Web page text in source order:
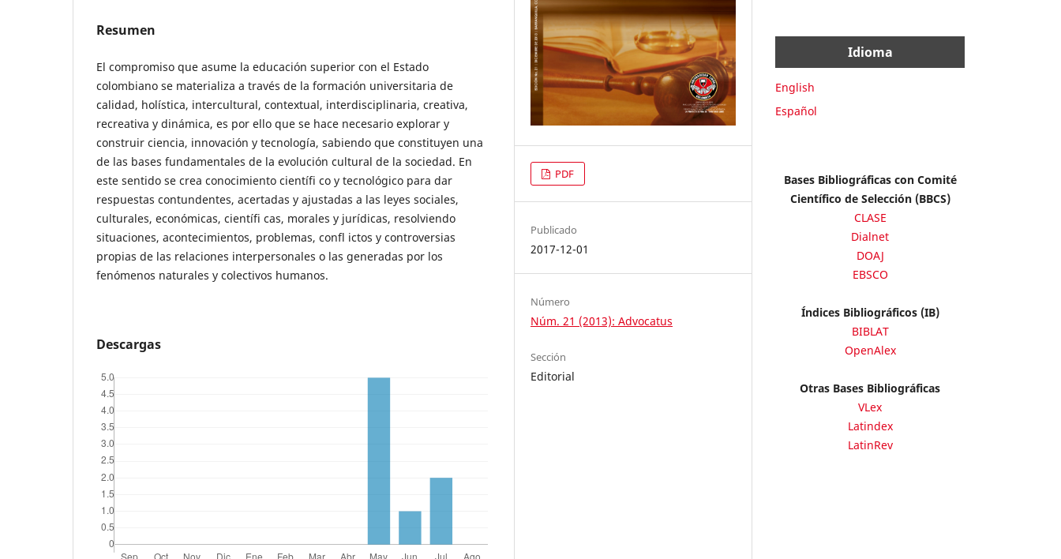
Resumen
El compromiso que asume la educación superior con el Estado
colombiano se materializa a través de la formación universitaria de
calidad, holística, intercultural, contextual, interdisciplinaria, creativa,
recreativa y dinámica, es por ello que se hace necesario explorar y
construir ciencia, innovación y tecnología, sabiendo que constituyen una
de las bases fundamentales de la evolución cultural de la sociedad. En
este sentido se crea conocimiento científi co y tecnológico para dar
respuestas contundentes, acertadas y ajustadas a las leyes sociales,
culturales, económicas, científi cas, morales y jurídicas, resolviendo
situaciones, acontecimientos, problemas, confl ictos y controversias
propias de las relaciones interpersonales o las generadas por los
fenómenos naturales y colectivos humanos.
Descargas
PDF
Publicado
2017-12-01
Número
Núm. 21 (2013): Advocatus
Sección
Editorial
Idioma
English
Español
Bases Bibliográficas con Comité
Científico de Selección (BBCS)
CLASE
Dialnet
DOAJ
EBSCO
Índices Bibliográficos (IB)
BIBLAT
OpenAlex
Otras Bases Bibliográficas
VLex
Latindex
LatinRev